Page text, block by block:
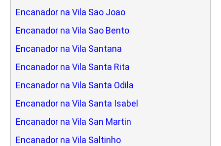
Encanador na Vila Sao Joao
Encanador na Vila Sao Bento
Encanador na Vila Santana
Encanador na Vila Santa Rita
Encanador na Vila Santa Odila
Encanador na Vila Santa Isabel
Encanador na Vila San Martin
Encanador na Vila Saltinho